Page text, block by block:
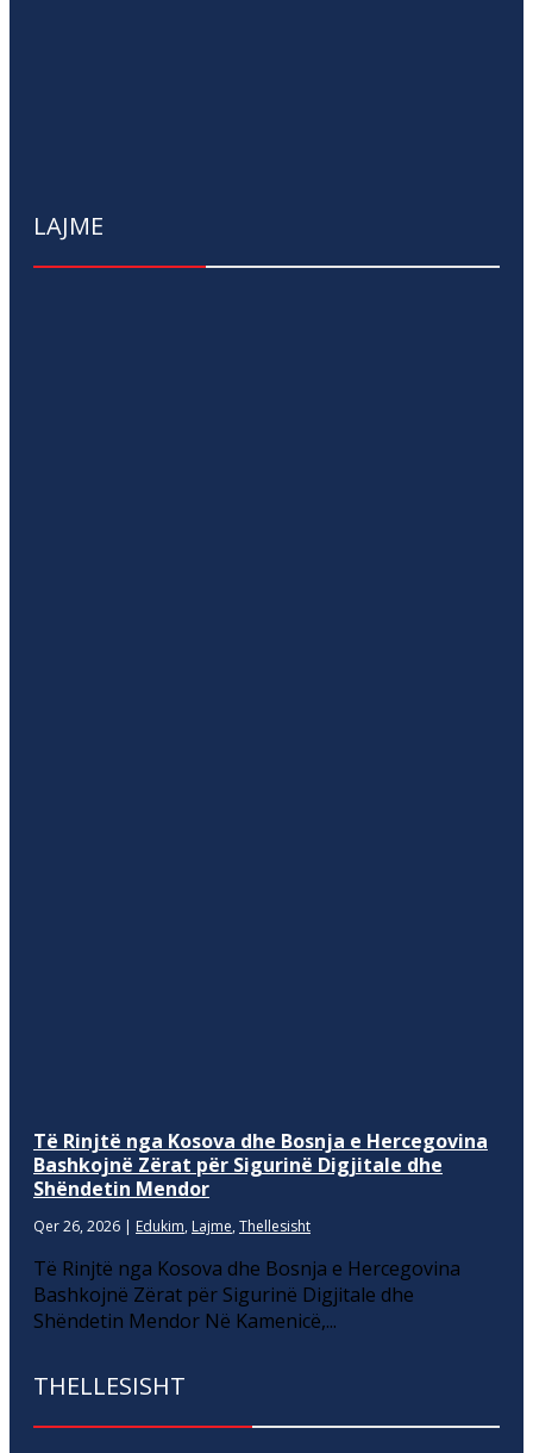
LAJME
Të Rinjtë nga Kosova dhe Bosnja e Hercegovina
Bashkojnë Zërat për Sigurinë Digjitale dhe
Shëndetin Mendor
Qer 26, 2026 | Edukim, Lajme, Thellesisht
Të Rinjtë nga Kosova dhe Bosnja e Hercegovina
Bashkojnë Zërat për Sigurinë Digjitale dhe
Shëndetin Mendor Në Kamenicë,...
THELLESISHT